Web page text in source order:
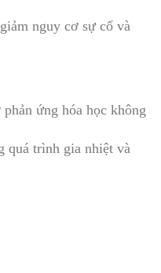
nguy cơ sự cố và
ứng hóa học không
quá trình gia nhiệt và